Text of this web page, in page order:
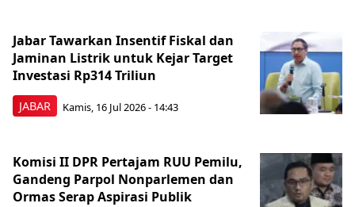
JABAR
Jabar Tawarkan Insentif Fiskal dan
Jaminan Listrik untuk Kejar Target
Investasi Rp314 Triliun
Kamis, 16 Jul 2026 - 14:43
Komisi II DPR Pertajam RUU Pemilu,
Gandeng Parpol Nonparlemen dan
Ormas Serap Aspirasi Publik